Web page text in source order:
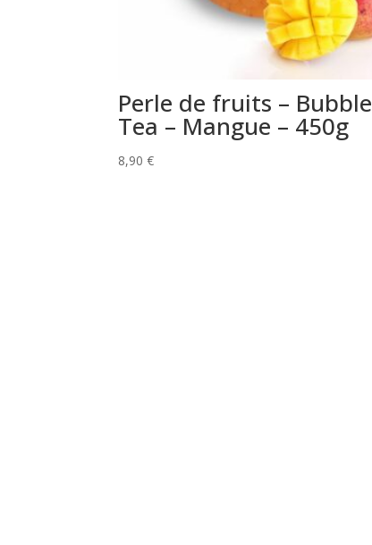
Perle de fruits – Bubble
Tea – Mangue – 450g
8,90 €